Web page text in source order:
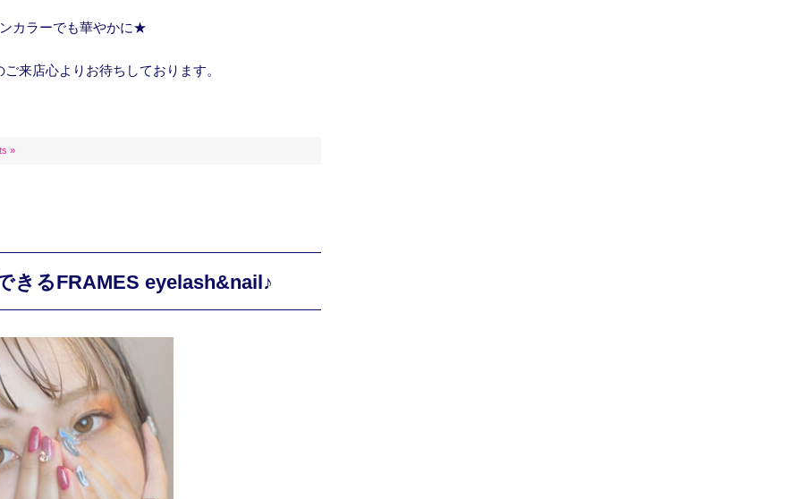
カラーでも華やかに★
来店心よりお待ちしております。
»
きるFRAMES eyelash&nail♪